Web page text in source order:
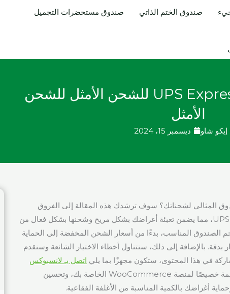
صندوق الختم الذاتي
صندوق مستحضرات التجميل
فهم أحجام صناديق UPS Express للشحن الأمثل للشحن
الأمثل
إيكو شاو ديسمبر 15، 2024
المثالي لشحناتك؟ سوف ترشدك هذه المقالة إلى الفروق
الدقيقة في أحجام صناديق UPS Express Box، مما يضمن تعبئة أغراضك بشكل مريح وشحنها بشكل فعال من
الصندوق المناسب، بدءًا من أسعار الشحن المخفضة إلى الحماية
بالإضافة إلى ذلك، سنتناول أخطاء الاختيار الشائعة وسنقدم
في هذا المحتوى، ستكون مجهزًا بما يلي اتصل بـ لانسبوكس
للحصول على صناديق شحن مخصصة مصممة خصيصًا لمنصة WooCommerce الخاصة بك، وتحسين
أغراضك بالكمية المناسبة من الأغلفة الفقاعية.